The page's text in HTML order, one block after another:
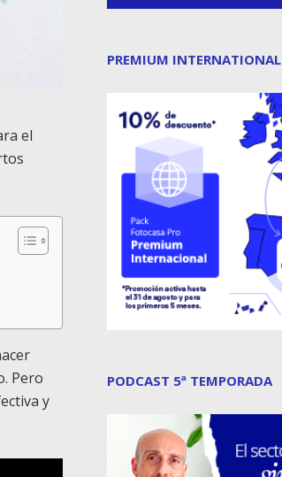
el
Pero
y
PREMIUM INTERNATIONAL
PODCAST 5ª TEMPORADA